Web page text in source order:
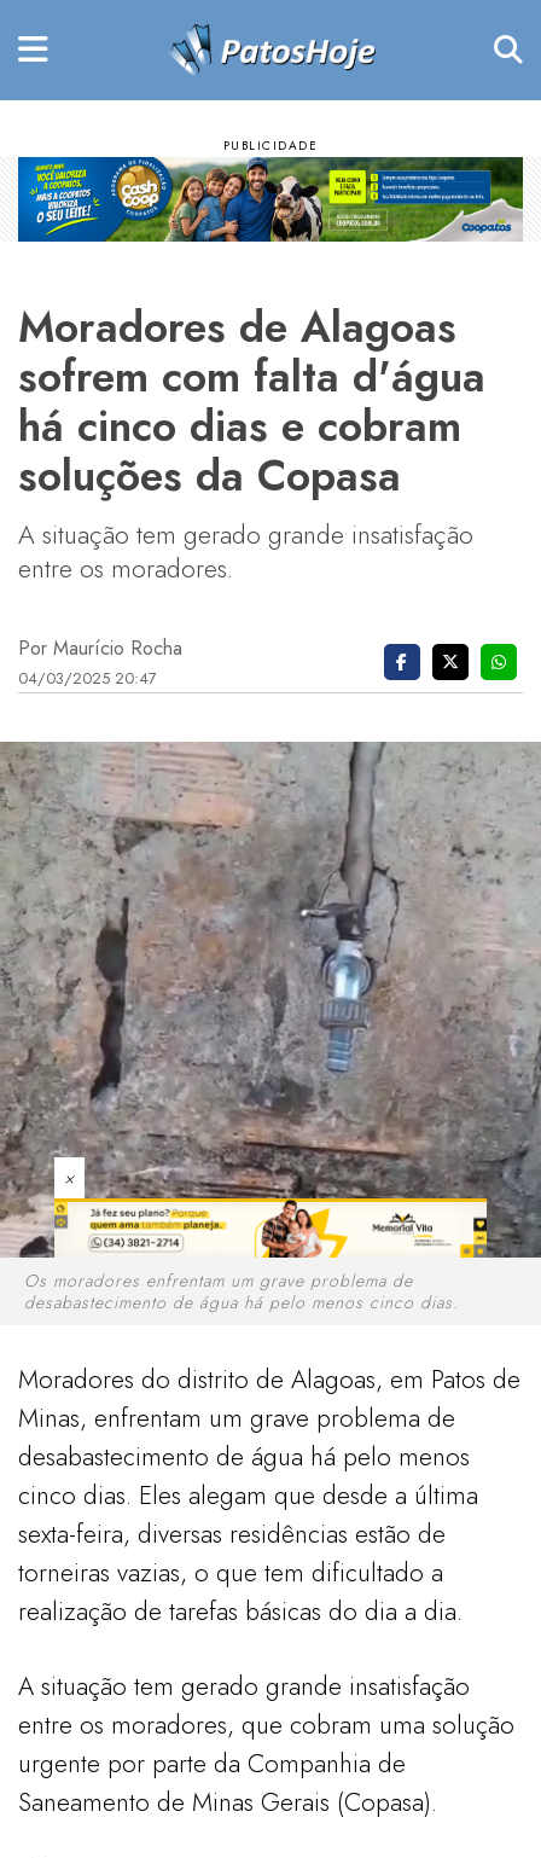
Moradores de Alagoas
sofrem com falta d'água
há cinco dias e cobram
soluções da Copasa
A situação tem gerado grande insatisfação
entre os moradores.
Por Maurício Rocha
04/03/2025 20:47
×
Os moradores enfrentam um grave problema de
desabastecimento de água há pelo menos cinco dias.
Moradores do distrito de Alagoas, em Patos de
Minas, enfrentam um grave problema de
desabastecimento de água há pelo menos
cinco dias. Eles alegam que desde a última
sexta-feira, diversas residências estão de
torneiras vazias, o que tem dificultado a
realização de tarefas básicas do dia a dia.
A situação tem gerado grande insatisfação
entre os moradores, que cobram uma solução
urgente por parte da Companhia de
Saneamento de Minas Gerais (Copasa).